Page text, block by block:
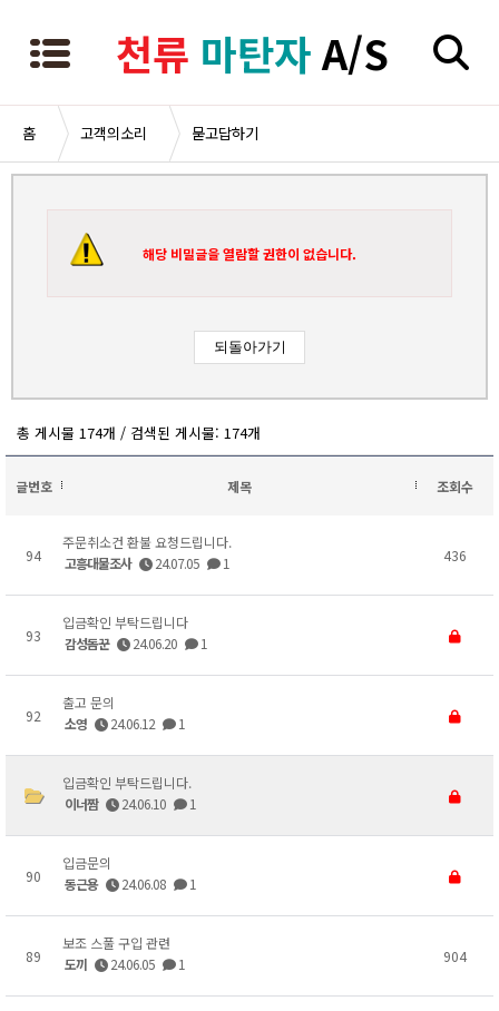
천류 마탄자 A/S
홈 고객의소리 묻고답하기
해당 비밀글을 열람할 권한이 없습니다.
총 게시물 174개 / 검색된 게시물: 174개
글번호 제목 조회수
94
주문취소건 환불 요청드립니다.
고흥대물조사
24.07.05 1 436
93
입금확인 부탁드립니다
감성돔꾼
24.06.20 1
92
출고 문의
소영
24.06.12 1
입금확인 부탁드립니다.
이너짬
24.06.10 1
90
입금문의
동근용
24.06.08 1
89
보조 스풀 구입 관련
도끼
24.06.05 1 904